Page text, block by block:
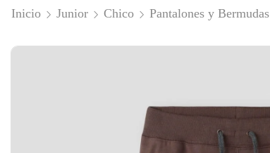
Inicio Junior Chico Pantalones y Bermudas